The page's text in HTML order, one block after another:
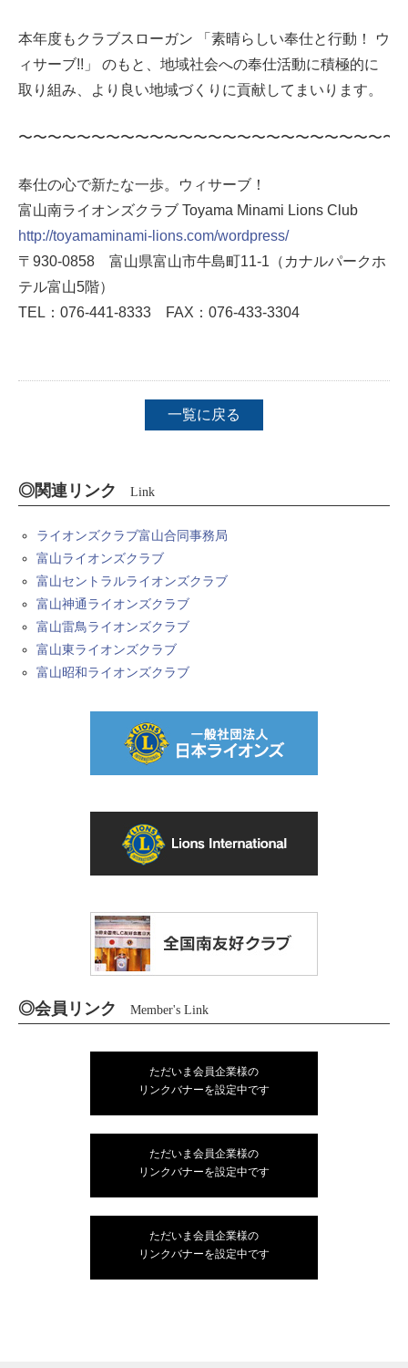
本年度もクラブスローガン
「素晴らしい奉仕と行動！ ウ
ィサーブ!!」
のもと、地域社会への奉仕活動に積極的に
取り組み、より良い地域づくりに貢献してまいります。
〜〜〜〜〜〜〜〜〜〜〜〜〜〜〜〜〜〜〜〜〜〜〜〜〜〜
奉仕の心で新たな一歩。ウィサーブ！
富山南ライオンズクラブ Toyama Minami Lions Club
http://toyamaminami-lions.com/wordpress/
〒930-0858 富山県富山市牛島町11-1（カナルパークホ
テル富山5階）
TEL：076-441-8333 FAX：076-433-3304
一覧に戻る
◎関連リンク Link
ライオンズクラブ富山合同事務局
富山ライオンズクラブ
富山セントラルライオンズクラブ
富山神通ライオンズクラブ
富山雷鳥ライオンズクラブ
富山東ライオンズクラブ
富山昭和ライオンズクラブ
◎会員リンク Member's Link
ただいま会員企業様の
リンクバナーを設定中です
ただいま会員企業様の
リンクバナーを設定中です
ただいま会員企業様の
リンクバナーを設定中です